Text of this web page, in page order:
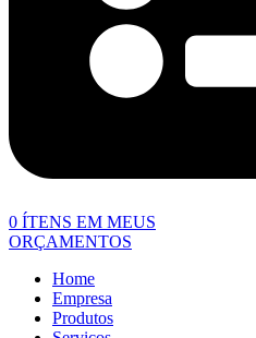
0 ÍTENS EM MEUS
ORÇAMENTOS
Home
Empresa
Produtos